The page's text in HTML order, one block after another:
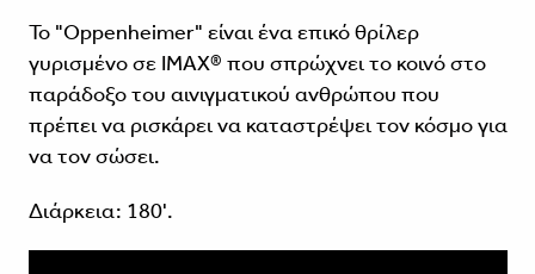
Το "Oppenheimer" είναι ένα επικό θρίλερ
γυρισμένο σε IMAX® που σπρώχνει το κοινό στο
παράδοξο του αινιγματικού ανθρώπου που
πρέπει να ρισκάρει να καταστρέψει τον κόσμο για
να τον σώσει.
Διάρκεια: 180'.